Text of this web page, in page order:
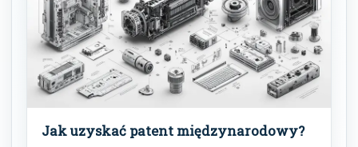
Jak uzyskać patent międzynarodowy?